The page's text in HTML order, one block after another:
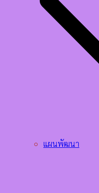
แผนพัฒนา